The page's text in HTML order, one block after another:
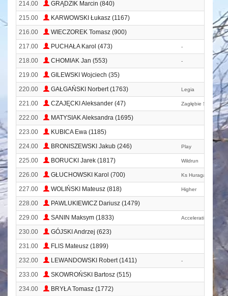
214.00
GRĄDZIK Marcin (840)
215.00
KARWOWSKI Łukasz (1167)
216.00
WIECZOREK Tomasz (900)
217.00
PUCHAŁA Karol (473) -
218.00 CHOMIAK Jan (553) -
219.00
GILEWSKI Wojciech (35)
220.00
GAŁGAŃSKI Norbert (1763) Legia
221.00 CZAJĘCKI Aleksander (47) Zagłębie Sosnowiec
222.00
MATYSIAK Aleksandra (1695)
223.00
KUBICA Ewa (1185)
224.00
BRONISZEWSKI Jakub (246) Play
225.00 BORUCKI Jarek (1817) Wildrun
226.00 GŁUCHOWSKI Karol (700) Ks Huragan
227.00 WOLIŃSKI Mateusz (818) Higher
228.00
PAWLUKIEWICZ Dariusz (1479)
229.00
SANIN Maksym (1833) Accelerating Poland
230.00
GÓJSKI Andrzej (623)
231.00
FLIS Mateusz (1899)
232.00
LEWANDOWSKI Robert (1411) -
233.00
SKOWROŃSKI Bartosz (515)
234.00
BRYŁA Tomasz (1772)